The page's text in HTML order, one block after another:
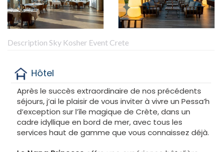
Description Sky Kosher Event Crete
Hôtel
Après le succès extraordinaire de nos précédents
séjours, j’ai le plaisir de vous inviter à vivre un Pessa’h
d’exception sur l’île magique de Crète, dans un
cadre idyllique en bord de mer, avec tous les
services haut de gamme que vous connaissez déjà.